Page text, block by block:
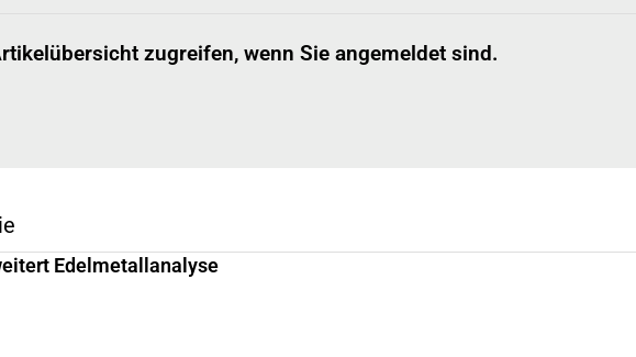
zugreifen, wenn Sie angemeldet sind.
Edelmetallanalyse